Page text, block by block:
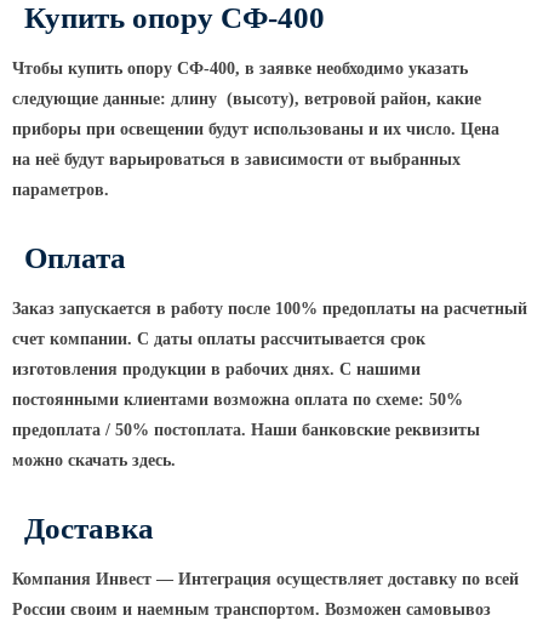
Дорожные металлические рамы
Высокомачтовые опоры
ВМОН Высокомачтовые опоры со
стационарной короной
Мачты связи
РМГ Радиомачты. Опоры сотовoй
связи
ОДН Радиомачты. Опоры двойного
назначения
КРОНШТЕЙНЫ ДЛЯ УЛИЧНОГО
Кронштейны для консольных
Купить опору СФ-400
Чтобы купить опору СФ-400, в заявке необходимо указать
следующие данные: длину (высоту), ветровой район, какие
приборы при освещении будут использованы и их число. Цена
на неё будут варьироваться в зависимости от выбранных
параметров.
Оплата
Заказ запускается в работу после 100% предоплаты на расчетный
счет компании. С даты оплаты рассчитывается срок
изготовления продукции в рабочих днях. С нашими
постоянными клиентами возможна оплата по схеме: 50%
предоплата / 50% постоплата. Наши банковские реквизиты
можно скачать здесь.
Доставка
Компания Инвест — Интеграция осуществляет доставку по всей
России своим и наемным транспортом. Возможен самовывоз